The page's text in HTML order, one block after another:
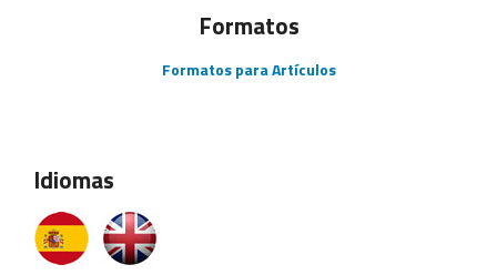
Formatos
Formatos para Artículos
Idiomas